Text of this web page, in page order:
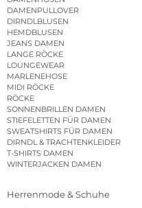
DAMENPULLOVER
DIRNDLBLUSEN
HEMDBLUSEN
JEANS DAMEN
LANGE RÖCKE
LOUNGEWEAR
MARLENEHOSE
MIDI RÖCKE
RÖCKE
SONNENBRILLEN DAMEN
STIEFELETTEN FÜR DAMEN
SWEATSHIRTS FÜR DAMEN
DIRNDL & TRACHTENKLEIDER
T-SHIRTS DAMEN
WINTERJACKEN DAMEN
Herrenmode & Schuhe